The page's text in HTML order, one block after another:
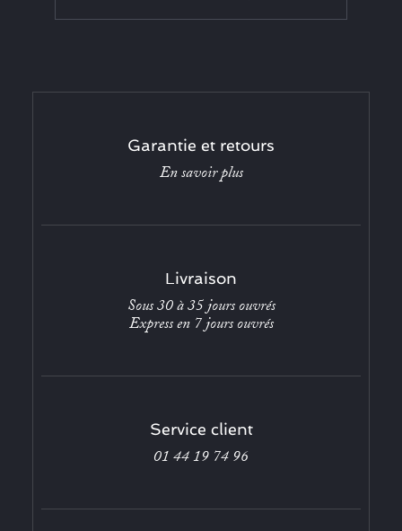
Garantie et retours
En savoir plus
Livraison
Sous 30 à 35 jours ouvrés
Express en 7 jours ouvrés
Service client
01 44 19 74 96